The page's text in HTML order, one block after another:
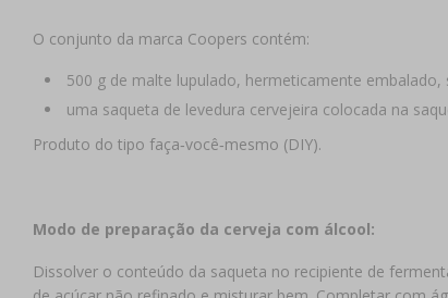
O conjunto da marca Coopers contém:
500 g de malte lupulado, hermeticamente
uma saqueta de levedura cervejeira colocada na
Produto do tipo faça‑você‑mesmo (DIY).
Modo de preparação da cerveja com álcool:
Dissolver o conteúdo da saqueta no recipiente de